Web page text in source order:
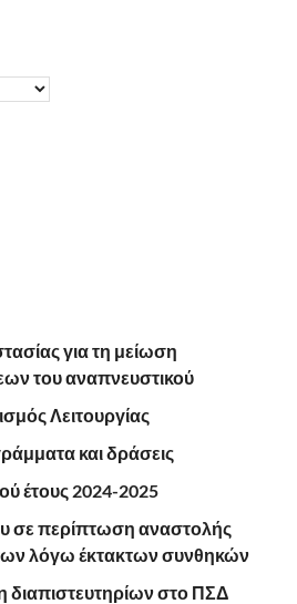
για τη μείωση
του αναπνευστικού
Λειτουργίας
και δράσεις
έτους 2024-2025
σε περίπτωση αναστολής
λόγω έκτακτων συνθηκών
στο ΠΣΔ